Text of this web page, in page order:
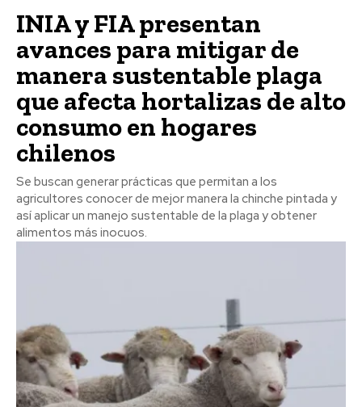
INIA y FIA presentan
avances para mitigar de
manera sustentable plaga
que afecta hortalizas de alto
consumo en hogares
chilenos
Se buscan generar prácticas que permitan a los
agricultores conocer de mejor manera la chinche pintada y
así aplicar un manejo sustentable de la plaga y obtener
alimentos más inocuos.